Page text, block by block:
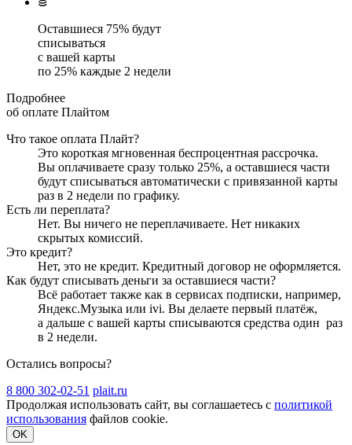
Оставшиеся 75% будут
списываться
с вашей карты
по 25% каждые 2 недели
Подробнее
об оплате Плайтом
Что такое оплата Плайт?
Это короткая мгновенная беспроцентная рассрочка.
Вы оплачиваете сразу только 25%, а оставшиеся части
будут списываться автоматически с привязанной карты
раз в 2 недели по графику.
Есть ли переплата?
Нет. Вы ничего не переплачиваете. Нет никаких
скрытых комиссий.
Это кредит?
Нет, это не кредит. Кредитный договор не оформляется.
Как будут списывать деньги за оставшиеся части?
Всё работает также как в сервисах подписки, например,
Яндекс.Музыка или ivi. Вы делаете первый платёж,
а дальше с вашей карты списываются средства один раз
в 2 недели.
Остались вопросы?
8 800 302-02-51 plait.ru
Продолжая использовать сайт, вы соглашаетесь с политикой
использования файлов cookie.
OK